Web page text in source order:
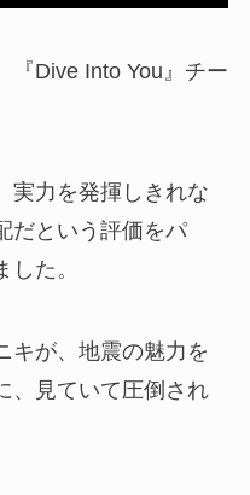
『Dive Into You』チー
実力を発揮しきれな
だという評価をパ
た。
キが、地震の魅力を
、見ていて圧倒され